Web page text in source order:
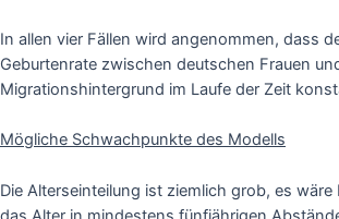
In allen vier Fällen wird angenommen, dass
Geburtenrate zwischen deutschen Frauen
Migrationshintergrund im Laufe der Zeit
Mögliche Schwachpunkte des Modells
Die Alterseinteilung ist ziemlich grob, es wäre